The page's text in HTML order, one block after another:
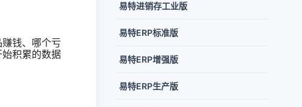
易特进销存工业版
易特ERP标准版
易特ERP增强版
易特ERP生产版
钱、哪个亏
积累的数据